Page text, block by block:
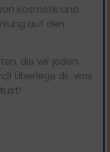
Kosmetik und
auf den
die wir jeden
Überlege dir, was